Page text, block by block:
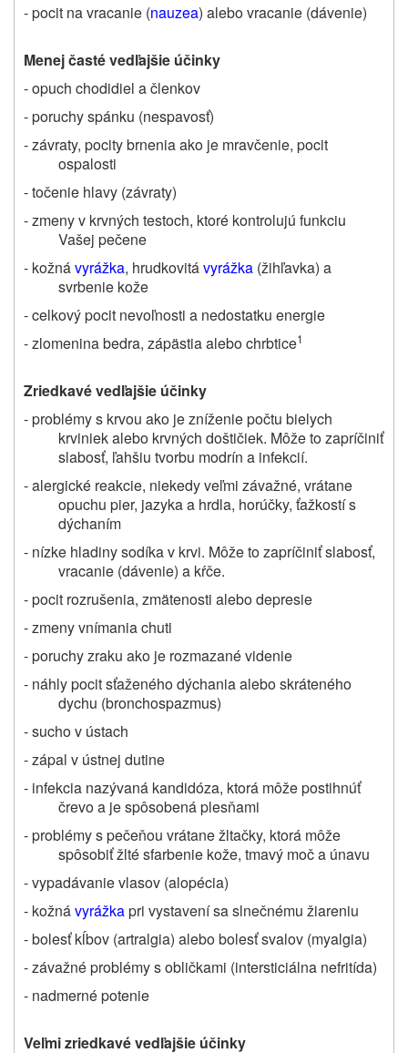
- pocit na vracanie (nauzea) alebo vracanie (dávenie)
Menej častévedľajšie účinky
- opuch chodidiel a členkov
- poruchy spánku (nespavosť)
- závraty, pocity brnenia ako je mravčenie, pocit
ospalosti
- točenie hlavy (závraty)
- zmeny v krvných testoch, ktoré kontrolujú funkciu
Vašej pečene
- kožnávyrážka, hrudkovitávyrážka (žihľavka) a
svrbenie kože
- celkový pocit nevoľnosti a nedostatku energie
- zlomenina bedra, zápästia alebo chrbtice1
Zriedkavé vedľajšie účinky
- problémy s krvou ako je zníženie počtu bielych
krviniek alebo krvných doštičiek. Môže to zapríčiniť
slabosť, ľahšiu tvorbu modrín a infekcií.
- alergické reakcie, niekedy veľmi závažné, vrátane
opuchu pier, jazyka a hrdla, horúčky, ťažkostí s
dýchaním
- nízke hladiny sodíka v krvi. Môže to zapríčiniť slabosť,
vracanie (dávenie) a kŕče.
- pocit rozrušenia, zmätenosti alebo depresie
- zmeny vnímania chuti
- poruchy zraku ako je rozmazané videnie
- náhly pocit sťaženého dýchania alebo skráteného
dychu (bronchospazmus)
- sucho v ústach
- zápal v ústnej dutine
- infekcia nazývaná kandidóza, ktorá môže postihnúť
črevo a je spôsobená plesňami
- problémy s pečeňou vrátane žltačky, ktorá môže
spôsobiť žlté sfarbenie kože, tmavý moč a únavu
- vypadávanie vlasov (alopécia)
- kožnávyrážkapri vystavení sa slnečnému žiareniu
- bolesť kĺbov (artralgia) alebo bolesť svalov (myalgia)
- závažné problémy s obličkami (intersticiálna nefritída)
- nadmerné potenie
Veľmi zriedkavévedľajšie účinky